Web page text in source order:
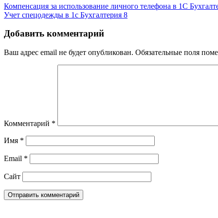
Компенсация за использование личного телефона в 1С
Учет спецодежды в 1с Бухгалтерия 8
Добавить комментарий
Ваш адрес email не будет опубликован. Обязательные поля
Комментарий *
Имя *
Email *
Сайт